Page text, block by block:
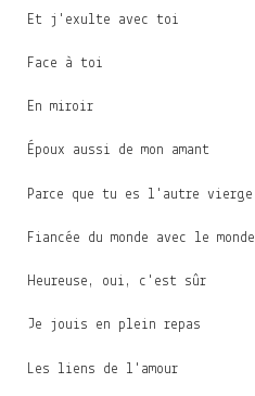
Et j'exulte avec toi
Face à toi
En miroir
Époux aussi de mon amant
Parce que tu es l'autre vierge
Fiancée du monde avec le monde
Heureuse, oui, c'est sûr
Je jouis en plein repas
Les liens de l'amour